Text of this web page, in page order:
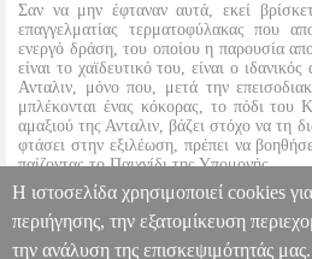
Σαν να μην έφταναν αυτά, εκεί
επαγγελματίας τερματοφύλακας που
ενεργό δράση, του οποίου η παρουσία
είναι το χαϊδευτικό του, είναι ο
Ανταλιν, μόνο που, μετά την
μπλέκονται ένας κόκορας, το πόδι του
αμαξιού της Ανταλιν, βάζει στόχο να τη
φτάσει στην εξιλέωση, πρέπει να
παίζοντας το Παιχνίδι της Υπομονής.
Με ή χωρίς τη βοήθεια του Καμ.
Η ιστοσελίδα χρησιμοποιεί cookies
περιήγησης, την εξατομίκευση
την ανάλυση της επισκεψιμότητάς